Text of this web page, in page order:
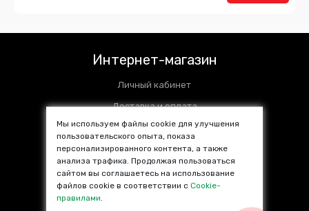
Интернет-магазин
Личный кабинет
Доставка и оплата
Установочные центры
Контакты
SALE %
Популярные товары
Мы используем файлы cookie для улучшения
пользовательского опыта, показа
персонализированного контента, а также
анализа трафика. Продолжая пользоваться
сайтом вы соглашаетесь на использование
файлов cookie в соответствии сCookie-
правилами.